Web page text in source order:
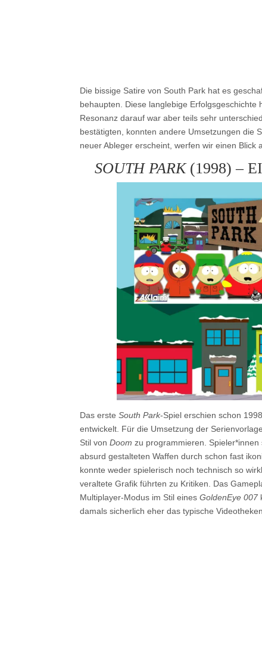
Die bissige Satire von South Park hat es
behaupten. Diese langlebige
Resonanz darauf war aber teils sehr
bestätigten, konnten andere Umsetzungen die
neuer Ableger erscheint, werfen wir einen Blick
SOUTH PARK(1998) –
Das ersteSouth Park-Spiel erschien schon
entwickelt. Für die Umsetzung der
Stil vonDoom zu programmieren.
absurd gestalteten Waffen durch schon fast
konnte weder spielerisch noch technisch so
veraltete Grafik führten zu Kritiken. Das
Multiplayer-Modus im Stil einesGoldenEye 007
damals sicherlich eher das typische